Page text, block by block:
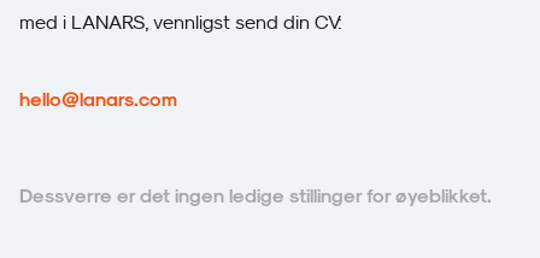
med i LANARS, vennligst send din CV:
hello@lanars.com
Dessverre er det ingen ledige stillinger for øyeblikket.